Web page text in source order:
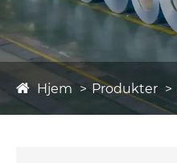
Hjem Produkter